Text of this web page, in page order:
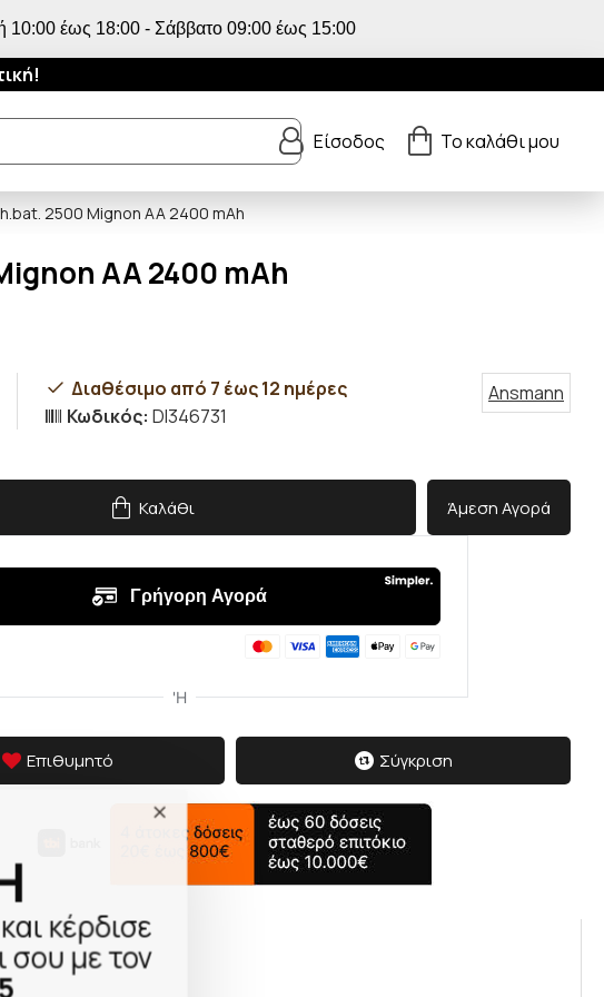
κέρδισε
σου με τον
10:00 έως 18:00 - Σάββατο 09:00 έως 15:00
Είσοδος Το καλάθι μου
2500 Mignon AA 2400 mAh
AA 2400 mAh
Διαθέσιμο από 7 έως 12 ημέρες
Κωδικός: DI346731
Ansmann
Καλάθι Άμεση Αγορά
Επιθυμητό Σύγκριση